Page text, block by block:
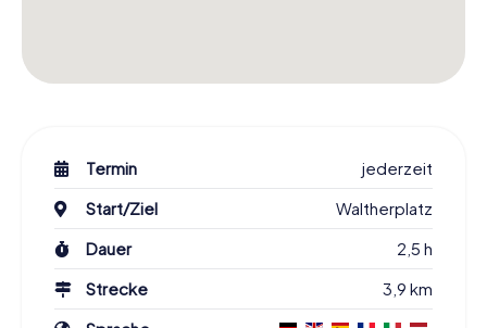
Termin
jederzeit
Start/Ziel
Waltherplatz
Dauer
2,5 h
Strecke
3,9 km